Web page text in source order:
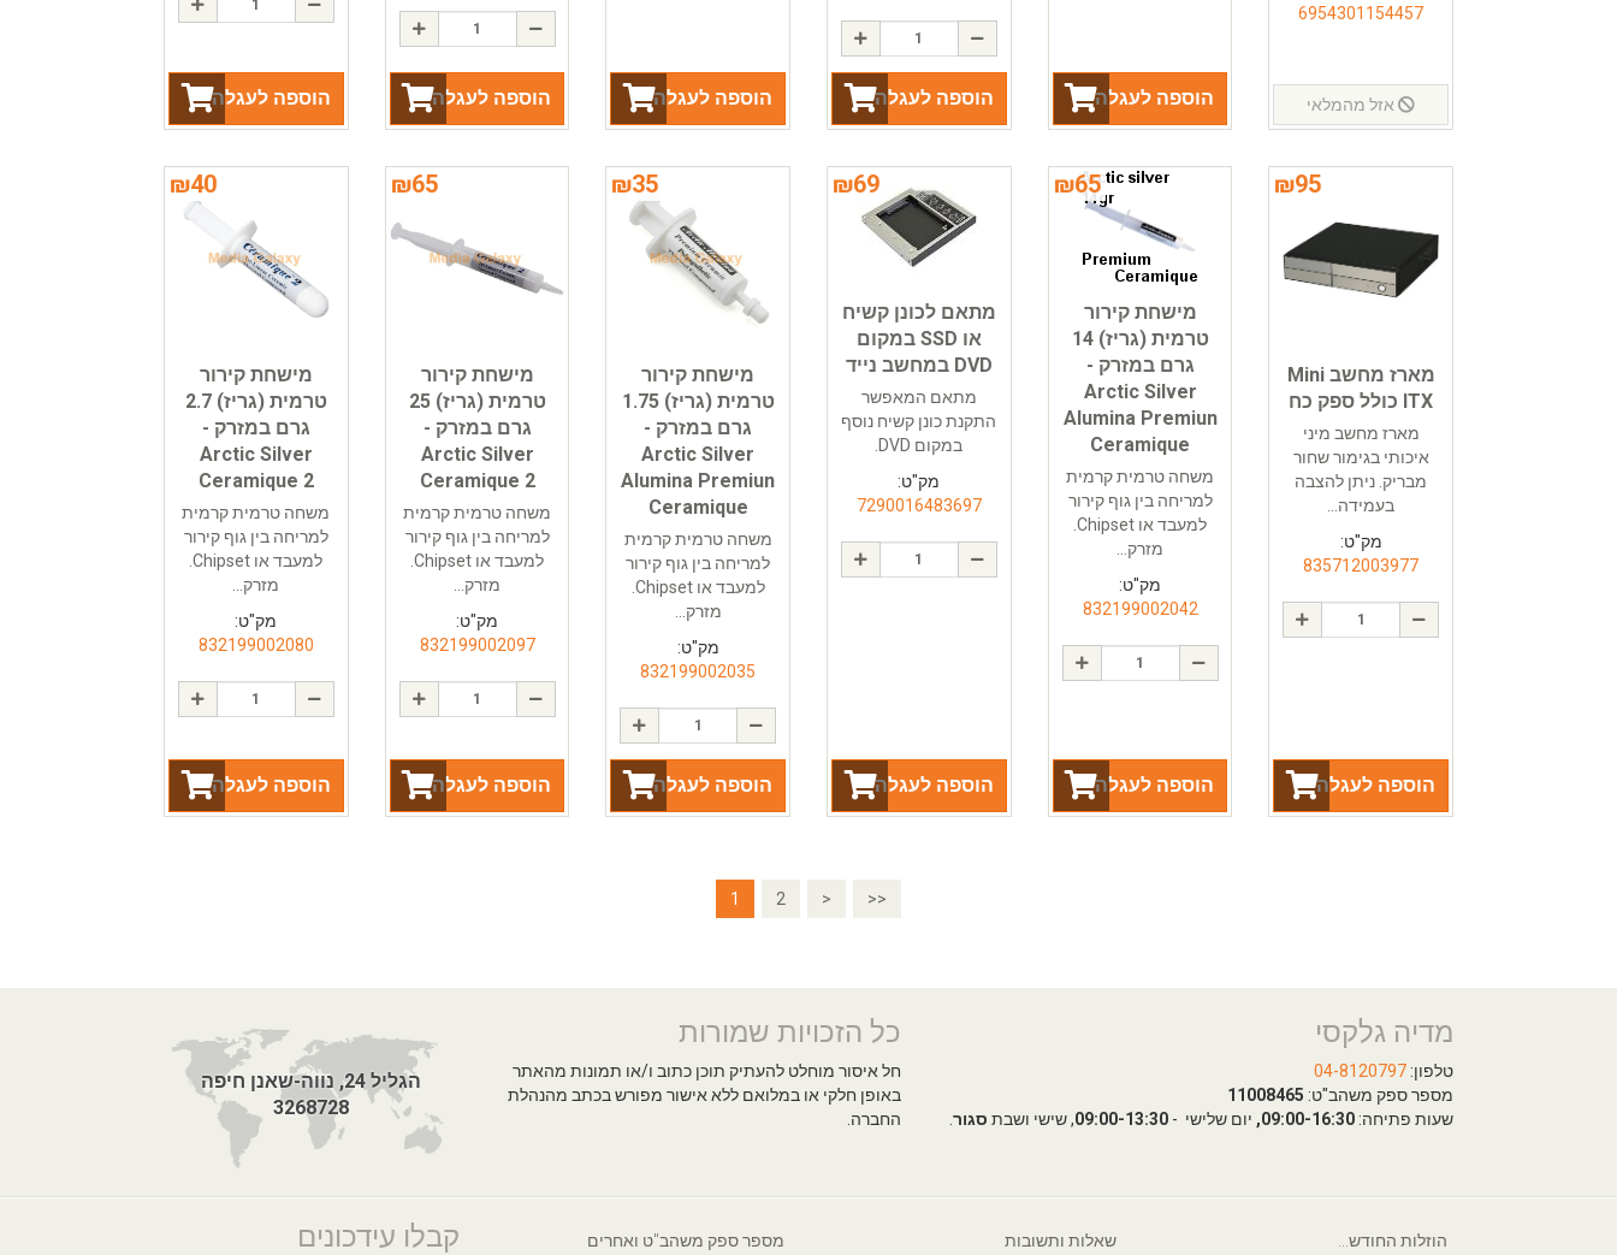
6954301154457
אזל מהמלאי הוספה לעגלה הוספה לעגלה הוספה לעגלה הוספה לעגלה הוספה לעגלה
₪95
מארז מחשב Mini
ITX כולל ספק כח
מארז מחשב מיני
איכותי בגימור שחור
מבריק. ניתן להצבה
בעמידה...
מק"ט:
835712003977
הוספה לעגלה
₪65
מישחת קירור
טרמית (גריז) 14
גרם במזרק -
Arctic Silver
Alumina Premiun
Ceramique
משחה טרמית קרמית
למריחה בין גוף קירור
למעבד או Chipset.
מזרק...
מק"ט:
832199002042
הוספה לעגלה
₪69
מתאם לכונן קשיח
או SSD במקום
DVD במחשב נייד
מתאם המאפשר
התקנת כונן קשיח נוסף
במקום DVD.
מק"ט:
7290016483697
הוספה לעגלה
₪35
מישחת קירור
טרמית (גריז) 1.75
גרם במזרק -
Arctic Silver
Alumina Premiun
Ceramique
משחה טרמית קרמית
למריחה בין גוף קירור
מזרק...
מק"ט:
832199002035
הוספה לעגלה
₪65
מישחת קירור
טרמית (גריז) 25
גרם במזרק -
Arctic Silver
Ceramique 2
משחה טרמית קרמית
למריחה בין גוף קירור
למעבד או Chipset.
מזרק...
מק"ט:
832199002097
הוספה לעגלה
₪40
מישחת קירור
טרמית (גריז) 2.7
גרם במזרק -
Arctic Silver
Ceramique 2
משחה טרמית קרמית
למריחה בין גוף קירור
למעבד או Chipset.
מזרק...
מק"ט:
832199002080
הוספה לעגלה
1 2 > >>
מדיה גלקסי
טלפון: 04-8120797
מספר ספק משהב"ט: 11008465
שעות פתיחה: 09:00-16:30, יום שלישי - 09:00-13:30, שישי ושבת סגור.
כל הזכויות שמורות
חל איסור מוחלט להעתיק תוכן כתוב ו/או תמונות מהאתר
באופן חלקי או במלואם ללא אישור מפורש בכתב מהנהלת
החברה.
הגליל 24, נווה-שאנן חיפה
3268728
הוזלות החודש... שאלות ותשובות מספר ספק משהב"ט ואחרים קבלו עידכונים